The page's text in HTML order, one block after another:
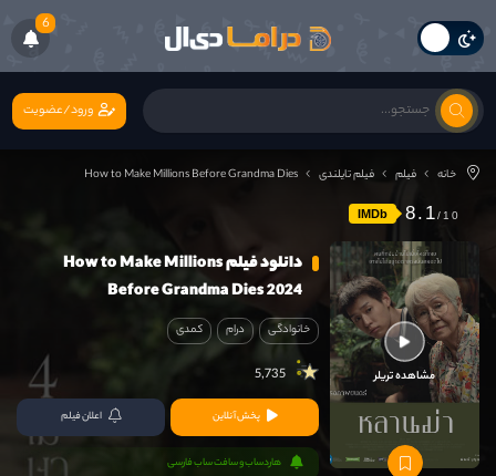
6
ورود/عضویت
خانه فیلم فیلم تایلندی How to Make Millions Before Grandma Dies
IMDb 8.1
مشاهده تریلر
دانلود فیلم How to Make Millions
Before Grandma Dies 2024
خانوادگی درام کمدی
5,735
پخش آنلاین اعلان فیلم
هاردساب و سافت ساب فارسی